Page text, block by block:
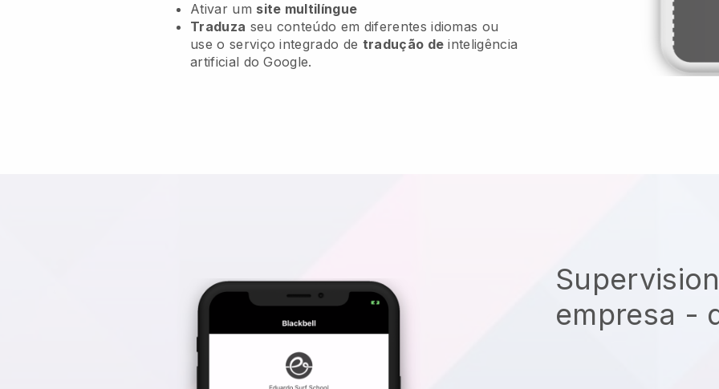
Ativar um site multilíngue
Traduza seu conteúdo em diferentes idiomas ou
use o serviço integrado de tradução de inteligência
artificial do Google.
empresa -